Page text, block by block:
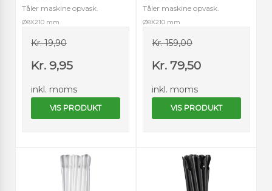
Tåler maskine opvask.
Ø8X210 mm
Kr. 19,90
Kr. 9,95
inkl. moms
VIS PRODUKT
Tåler maskine opvask.
Ø8X210 mm
Kr. 159,00
Kr. 79,50
inkl. moms
VIS PRODUKT